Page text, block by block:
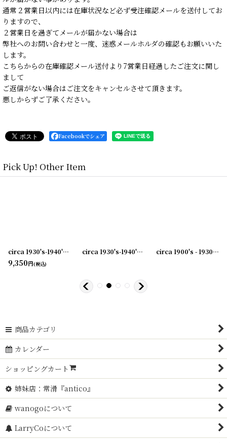
通常２営業日以内には在庫状況など必ず受注確認メールを送付してお
りますので、
２営業日を過ぎてメールが届かない場合は
弊社へのお問い合わせと一度、迷惑メールホルダの確認もお願いいた
します。
こちらからの在庫確認メール送付より7営業日経過したご注文に関し
まして
ご返信がない場合はご注文をキャンセルさせて頂きます。
悪しからずご了承ください。
Facebookでシェア
Pick Up! Other Item
05] [20240603-06]
circa 1930's-1940's Advertising Bill Hook ROSE CITY... アドバタイジング フック 伝票ホルダー
9,350円(税込)
circa 1930's-1940's Advertising Bill Hook A.B.BLOMQUIST &CO... アドバタイジング フック 伝票ホルダー circa 1900's - 1930's Advertising Clip CANVAS PRODUCTS CO...アドバタイジング クリップ
商品カテゴリ
カレンダー
ショッピングカート
姉妹店：常滑『antico』
wanogoについて
LarryCoについて